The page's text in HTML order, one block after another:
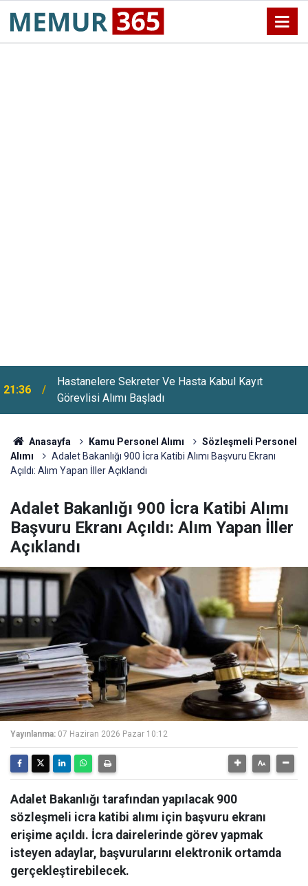
21:36
Hastanelere Sekreter Ve Hasta Kabul Kayıt
Görevlisi Alımı Başladı
Anasayfa Kamu Personel Alımı
Sözleşmeli Personel
Alımı
Adalet Bakanlığı 900 İcra Katibi Alımı Başvuru Ekranı
Açıldı: Alım Yapan İller Açıklandı
Adalet Bakanlığı 900 İcra Katibi Alımı
Başvuru Ekranı Açıldı: Alım Yapan İller
Açıklandı
Yayınlanma: 07 Haziran 2026 Pazar 10:12
Adalet Bakanlığı tarafından yapılacak 900
sözleşmeli icra katibi alımı için başvuru ekranı
erişime açıldı. İcra dairelerinde görev yapmak
isteyen adaylar, başvurularını elektronik ortamda
gerçekleştirebilecek.